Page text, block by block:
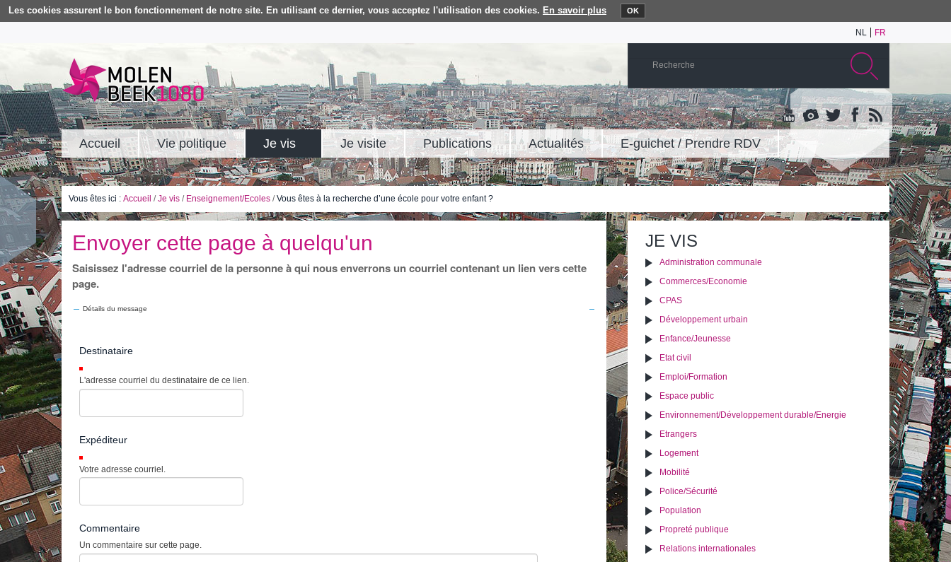
Les cookies assurent le bon fonctionnement de notre site. En utilisant ce dernier, vous acceptez l'utilisation des cookies. En savoir plus OK
NL FR
Accueil Vie politique Je vis Je visite Publications Actualités E-guichet / Prendre RDV
Vous êtes ici : Accueil /Je vis / Enseignement/Ecoles /Vous êtes à la recherche d’une école pour votre enfant ?
Envoyer cette page à quelqu'un
Saisissez l'adresse courriel de la personne à qui nous enverrons un courriel contenant un lien vers cette
page.
Détails du message
Destinataire
L'adresse courriel du destinataire de ce lien.
Expéditeur
Votre adresse courriel.
Commentaire
Un commentaire sur cette page.
JE VIS
Administration communale
Commerces/Economie
CPAS
Développement urbain
Enfance/Jeunesse
Etat civil
Emploi/Formation
Espace public
Environnement/Développement durable/Energie
Etrangers
Logement
Mobilité
Police/Sécurité
Population
Propreté publique
Relations internationales